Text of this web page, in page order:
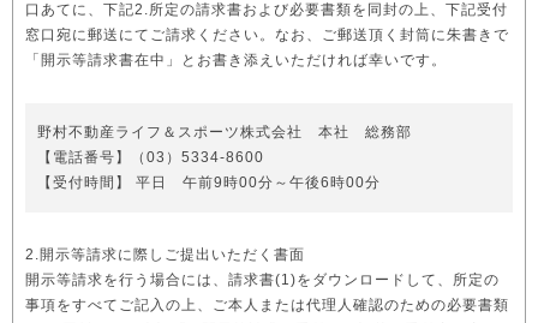
口あてに、下記2.所定の請求書および必要書類を同封の上、下記受付
窓口宛に郵送にてご請求ください。なお、ご郵送頂く封筒に朱書きで
「開示等請求書在中」とお書き添えいただければ幸いです。
野村不動産ライフ＆スポーツ株式会社 本社 総務部
【電話番号】（03）5334-8600
【受付時間】 平日 午前9時00分～午後6時00分
2.開示等請求に際しご提出いただく書面
開示等請求を行う場合には、請求書(1)をダウンロードして、所定の
事項をすべてご記入の上、ご本人または代理人確認のための必要書類